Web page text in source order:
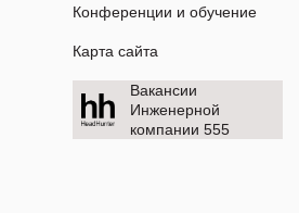
Конференции и обучение
Карта сайта
Вакансии
Инженерной
компании 555